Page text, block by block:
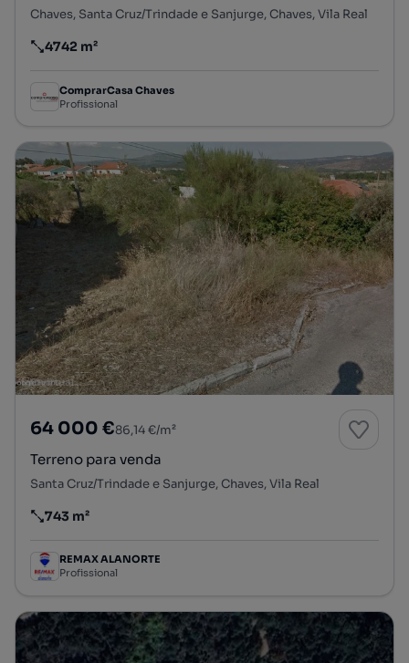
Chaves, Santa Cruz/Trindade e Sanjurge, Chaves, Vila Real
Preço por metro quadrado
4742 m²
ComprarCasa Chaves
Profissional
64 000 €86,14 €/m²
Terreno para venda
Santa Cruz/Trindade e Sanjurge, Chaves, Vila Real
Preço por metro quadrado
743 m²
REMAX ALANORTE
Profissional